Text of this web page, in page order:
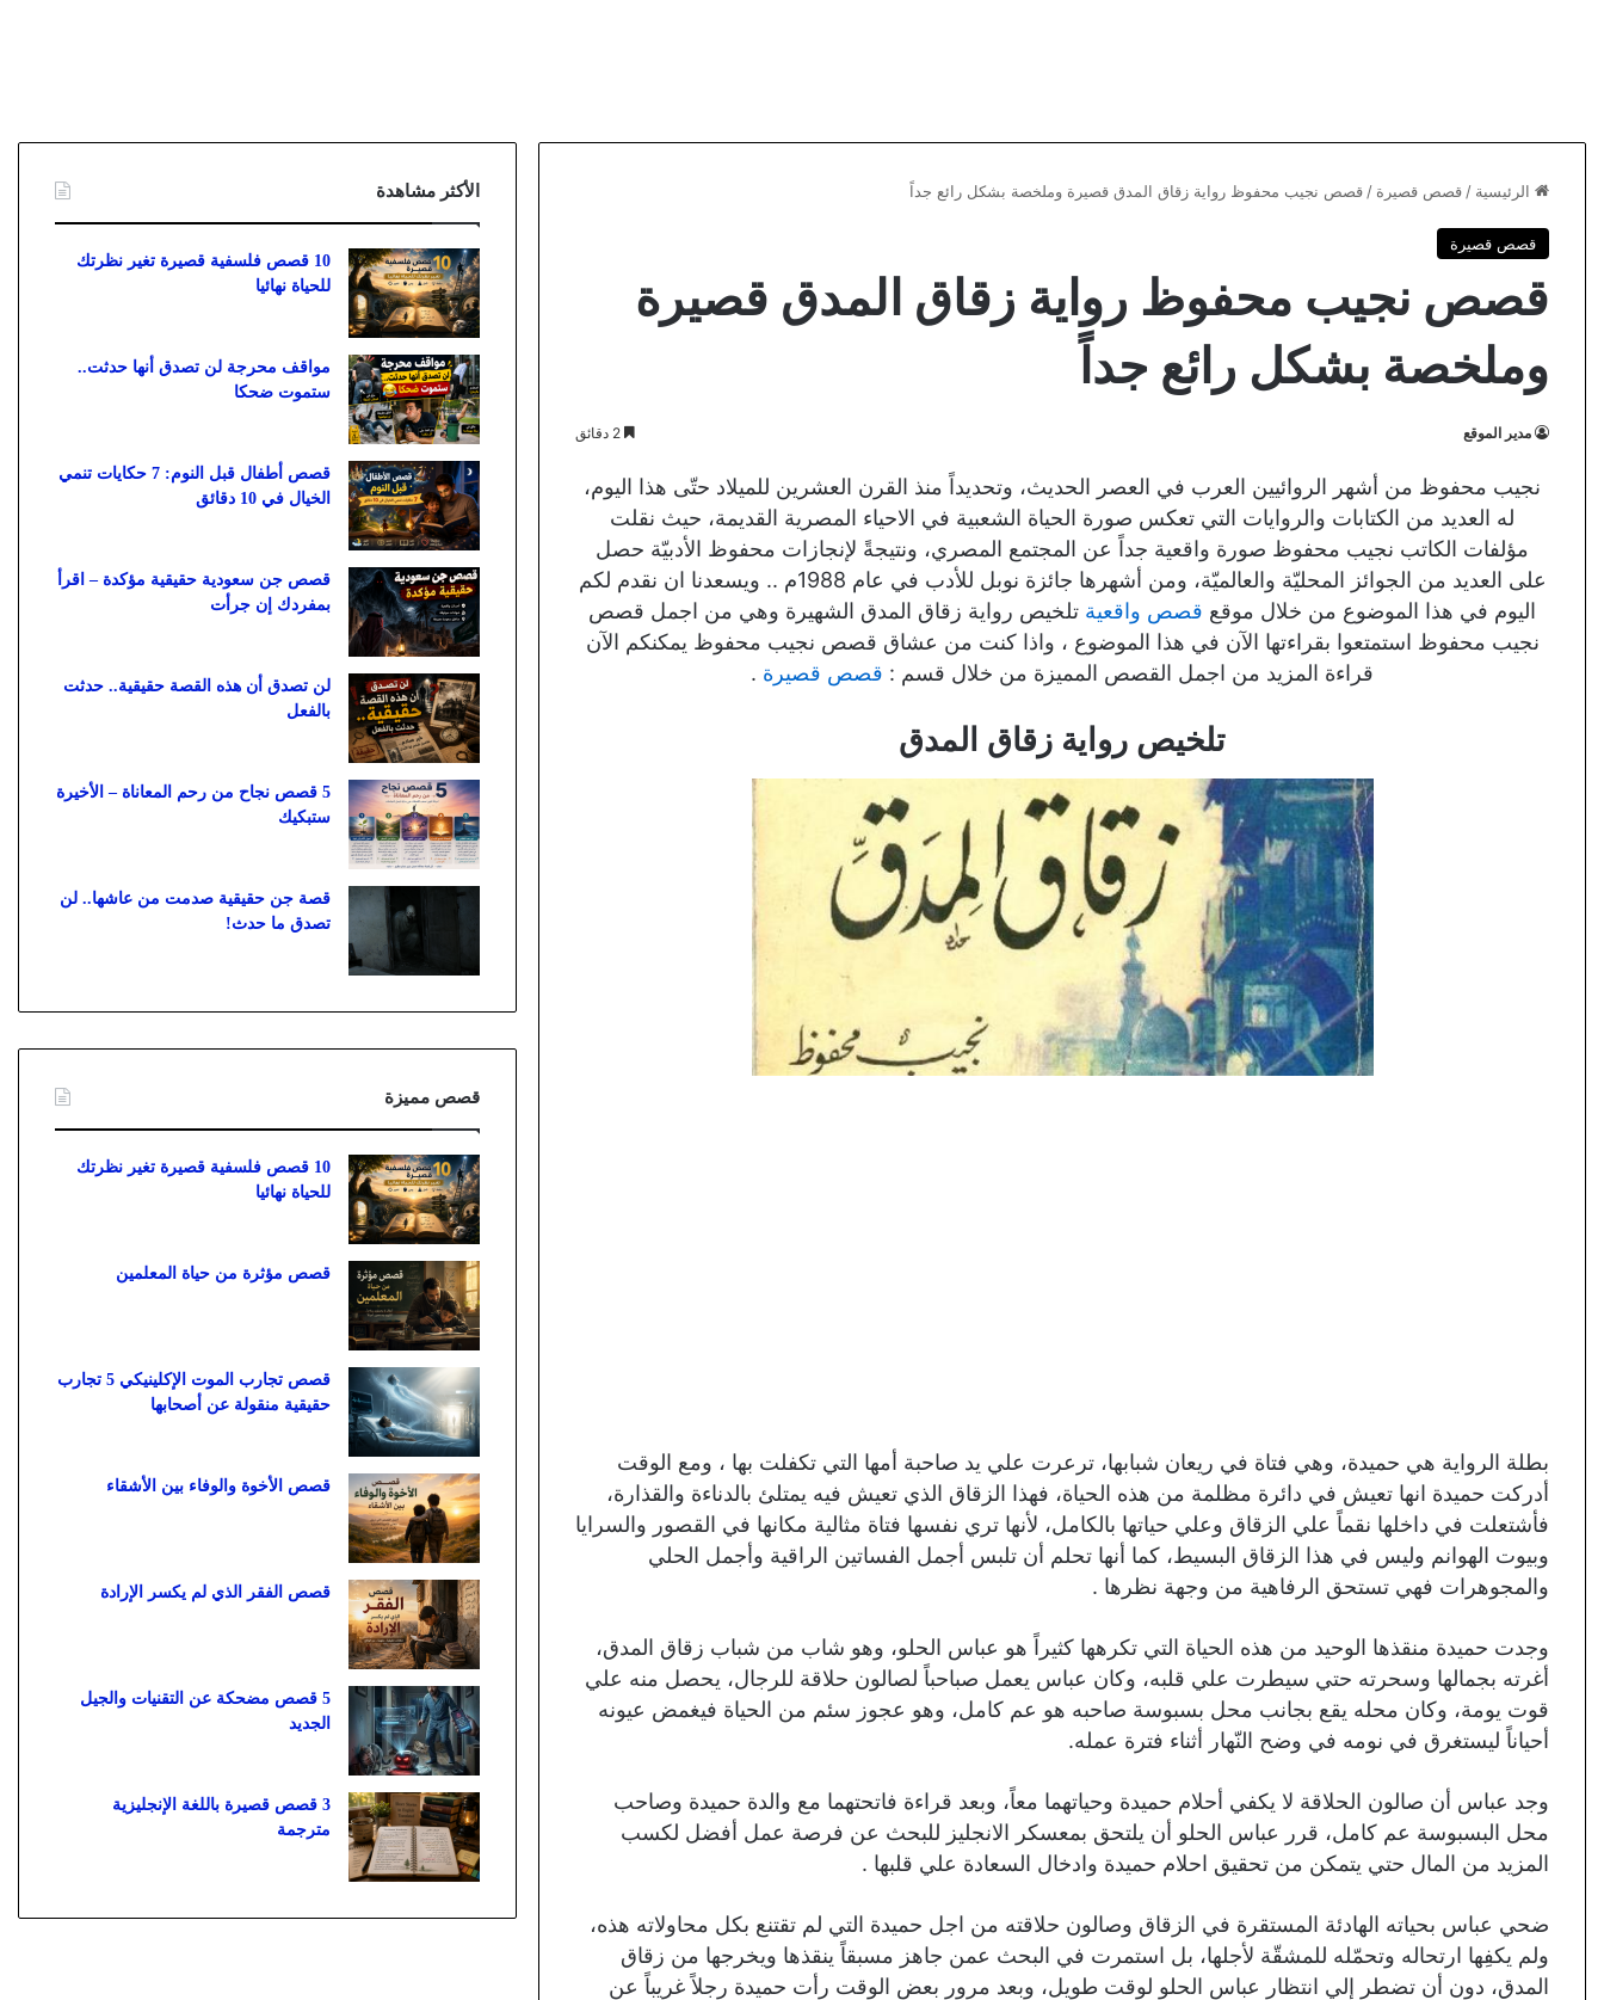
الرئيسية / قصص قصيرة / قصص نجيب محفوظ رواية زقاق المدق قصيرة وملخصة بشكل رائع جداً
قصص قصيرة
قصص نجيب محفوظ رواية زقاق المدق قصيرة
وملخصة بشكل رائع جداً
مدير الموقع
نجيب محفوظ من أشهر الروائيين العرب في العصر الحديث، وتحديداً منذ القرن العشرين للميلاد حتّى هذا اليوم،
له العديد من الكتابات والروايات التي تعكس صورة الحياة الشعبية في الاحياء المصرية القديمة، حيث نقلت
مؤلفات الكاتب نجيب محفوظ صورة واقعية جداً عن المجتمع المصري، ونتيجةً لإنجازات محفوظ الأدبيّة حصل
على العديد من الجوائز المحليّة والعالميّة، ومن أشهرها جائزة نوبل للأدب في عام 1988م .. ويسعدنا ان نقدم لكم
اليوم في هذا الموضوع من خلال موقع قصص واقعية تلخيص رواية زقاق المدق الشهيرة وهي من اجمل قصص
نجيب محفوظ استمتعوا بقراءتها الآن في هذا الموضوع ، واذا كنت من عشاق قصص نجيب محفوظ يمكنكم الآن
قراءة المزيد من اجمل القصص المميزة من خلال قسم : قصص قصيرة .
تلخيص رواية زقاق المدق
بطلة الرواية هي حميدة، وهي فتاة في ريعان شبابها، ترعرت علي يد صاحبة أمها التي تكفلت بها ، ومع الوقت
أدركت حميدة انها تعيش في دائرة مظلمة من هذه الحياة، فهذا الزقاق الذي تعيش فيه يمتلئ بالدناءة والقذارة،
فأشتعلت في داخلها نقماً علي الزقاق وعلي حياتها بالكامل، لأنها تري نفسها فتاة مثالية مكانها في القصور والسرايا
وبيوت الهوانم وليس في هذا الزقاق البسيط، كما أنها تحلم أن تلبس أجمل الفساتين الراقية وأجمل الحلي
والمجوهرات فهي تستحق الرفاهية من وجهة نظرها .
وجدت حميدة منقذها الوحيد من هذه الحياة التي تكرهها كثيراً هو عباس الحلو، وهو شاب من شباب زقاق المدق،
أغرته بجمالها وسحرته حتي سيطرت علي قلبه، وكان عباس يعمل صباحباً لصالون حلاقة للرجال، يحصل منه علي
قوت يومة، وكان محله يقع بجانب محل بسبوسة صاحبه هو عم كامل، وهو عجوز سئم من الحياة فيغمض عيونه
أحياناً ليستغرق في نومه في وضح النّهار أثناء فترة عمله.
وجد عباس أن صالون الحلاقة لا يكفي أحلام حميدة وحياتهما معاً، وبعد قراءة فاتحتهما مع والدة حميدة وصاحب
محل البسبوسة عم كامل، قرر عباس الحلو أن يلتحق بمعسكر الانجليز للبحث عن فرصة عمل أفضل لكسب
المزيد من المال حتي يتمكن من تحقيق احلام حميدة وادخال السعادة علي قلبها .
ضحي عباس بحياته الهادئة المستقرة في الزقاق وصالون حلاقته من اجل حميدة التي لم تقتنع بكل محاولاته هذه،
ولم يكفِها ارتحاله وتحمّله للمشقّة لأجلها، بل استمرت في البحث عمن جاهز مسبقاً ينقذها ويخرجها من زقاق
المدق، دون أن تضطر إلي انتظار عباس الحلو لوقت طويل، وبعد مرور بعض الوقت رأت حميدة رجلاً غريباً عن
الأكثر مشاهدة
10 قصص فلسفية قصيرة تغير نظرتك
للحياة نهائيا
مواقف محرجة لن تصدق أنها حدثت..
ستموت ضحكا
قصص أطفال قبل النوم: 7 حكايات تنمي
الخيال في 10 دقائق
قصص جن سعودية حقيقية مؤكدة – اقرأ
بمفردك إن جرأت
لن تصدق أن هذه القصة حقيقية.. حدثت
بالفعل
5 قصص نجاح من رحم المعاناة – الأخيرة
ستبكيك
قصة جن حقيقية صدمت من عاشها.. لن
تصدق ما حدث!
قصص مميزة
10 قصص فلسفية قصيرة تغير نظرتك
للحياة نهائيا
قصص مؤثرة من حياة المعلمين
قصص تجارب الموت الإكلينيكي 5 تجارب
حقيقية منقولة عن أصحابها
قصص الأخوة والوفاء بين الأشقاء
قصص الفقر الذي لم يكسر الإرادة
5 قصص مضحكة عن التقنيات والجيل
الجديد
3 قصص قصيرة باللغة الإنجليزية
مترجمة